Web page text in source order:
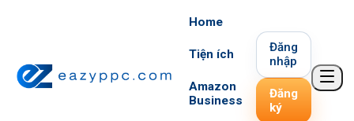
Home
Tiện ích
Amazon
Business
Đăng
nhập
Đăng
ký